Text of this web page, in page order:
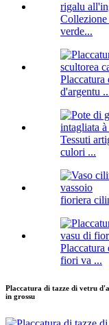
verde...
Placcatura
d'argentu
Tessuti
culori ...
fioriera
fiori va ...
Placcatura di tazze di vetru
in grossu